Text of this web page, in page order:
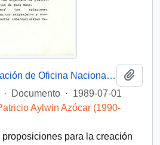
[Premisas para la creación de Oficina Nacional de la Mujer]
· Documento · 1989-07-01
Aylwin Azócar (1990-
para la creación